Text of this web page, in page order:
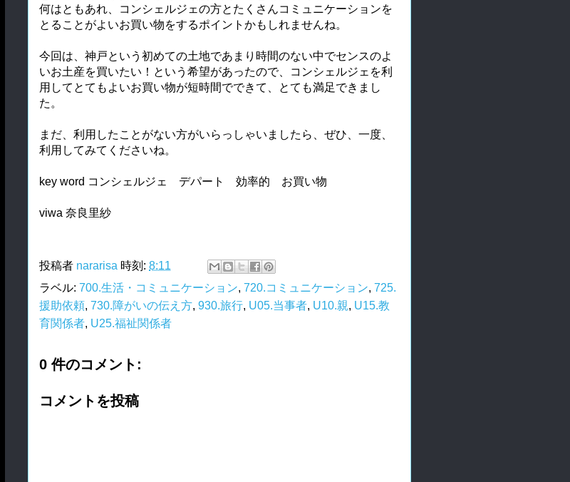
何はともあれ、コンシェルジェの方とたくさんコミュニケーションを
とることがよいお買い物をするポイントかもしれませんね。
今回は、神戸という初めての土地であまり時間のない中でセンスのよ
いお土産を買いたい！という希望があったので、コンシェルジェを利
用してとてもよいお買い物が短時間でできて、とても満足できまし
た。
まだ、利用したことがない方がいらっしゃいましたら、ぜひ、一度、
利用してみてくださいね。
key word コンシェルジェ デパート 効率的 お買い物
viwa 奈良里紗
投稿者 nararisa 時刻: 8:11
ラベル: 700.生活・コミュニケーション, 720.コミュニケーション, 725.
援助依頼, 730.障がいの伝え方, 930.旅行, U05.当事者, U10.親, U15.教
育関係者, U25.福祉関係者
0 件のコメント:
コメントを投稿